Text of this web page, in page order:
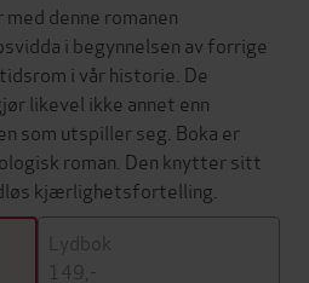
denne romanen
i begynnelsen av forrige
i vår historie. De
likevel ikke annet enn
som utspiller seg. Boka er
roman. Den knytter sitt
kjærlighetsfortelling.
Lydbok
149,-